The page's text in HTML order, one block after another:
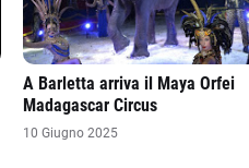
A Barletta arriva il Maya Orfei
Madagascar Circus
10 Giugno 2025